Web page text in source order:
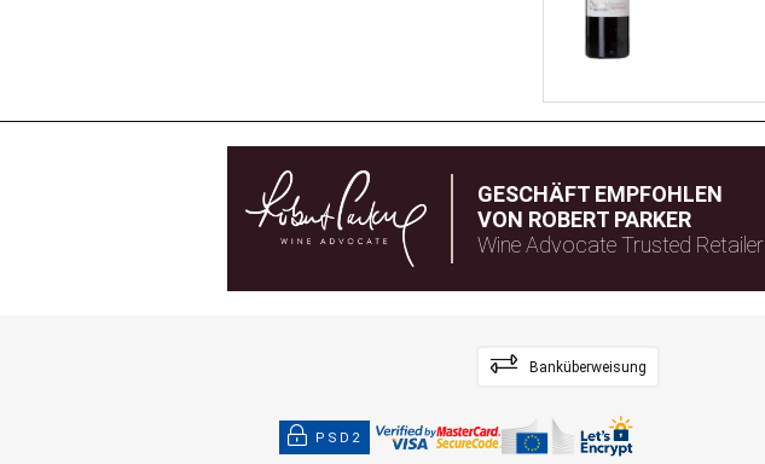
GESCHÄFT EMPFOHLEN
VON ROBERT PARKER
Wine Advocate Trusted Retailer
Banküberweisung
PSD2